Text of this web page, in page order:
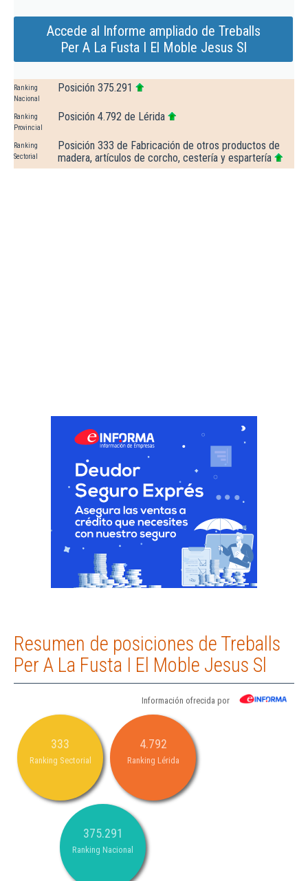
Accede al Informe ampliado de Treballs
Per A La Fusta I El Moble Jesus Sl
Ranking
Nacional
Posición 375.291
Ranking
Provincial
Posición 4.792 de Lérida
Ranking
Sectorial
Posición 333 de Fabricación de otros productos de
madera, artículos de corcho, cestería y espartería
Resumen de posiciones de Treballs
Per A La Fusta I El Moble Jesus Sl
Información ofrecida por
333
Ranking Sectorial
4.792
Ranking Lérida
375.291
Ranking Nacional